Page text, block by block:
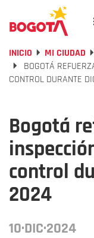
INICIO MI CIUDAD
BOGOTÁ
CONTROL DURANTE
Bogotá
control
2024
10·DIC·2024